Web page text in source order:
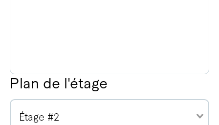
Plan de l'étage
Étage #2